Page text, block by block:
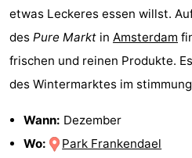
etwas Leckeres essen willst.
des Pure Markt in Amsterdam
frischen und reinen Produkte.
des Wintermarktes im
Wann: Dezember
Wo:
Park Frankendael